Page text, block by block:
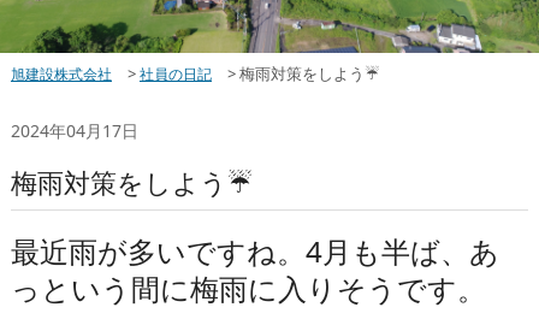
旭建設株式会社 > 社員の日記 >梅雨対策をしよう☔
2024年04月17日
梅雨対策をしよう☔
最近雨が多いですね。4月も半ば、あ
っという間に梅雨に入りそうです。